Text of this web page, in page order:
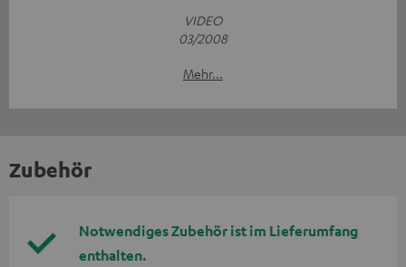
VIDEO
03/2008
Mehr...
Zubehör
Notwendiges Zubehör ist im Lieferumfang
enthalten.